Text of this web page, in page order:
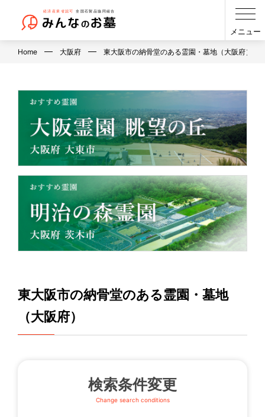
メニュー
Home 大阪府 東大阪市の納骨堂のある霊園・墓地（大阪府）
東大阪市の納骨堂のある霊園・墓地
（大阪府）
検索条件変更
Change search conditions